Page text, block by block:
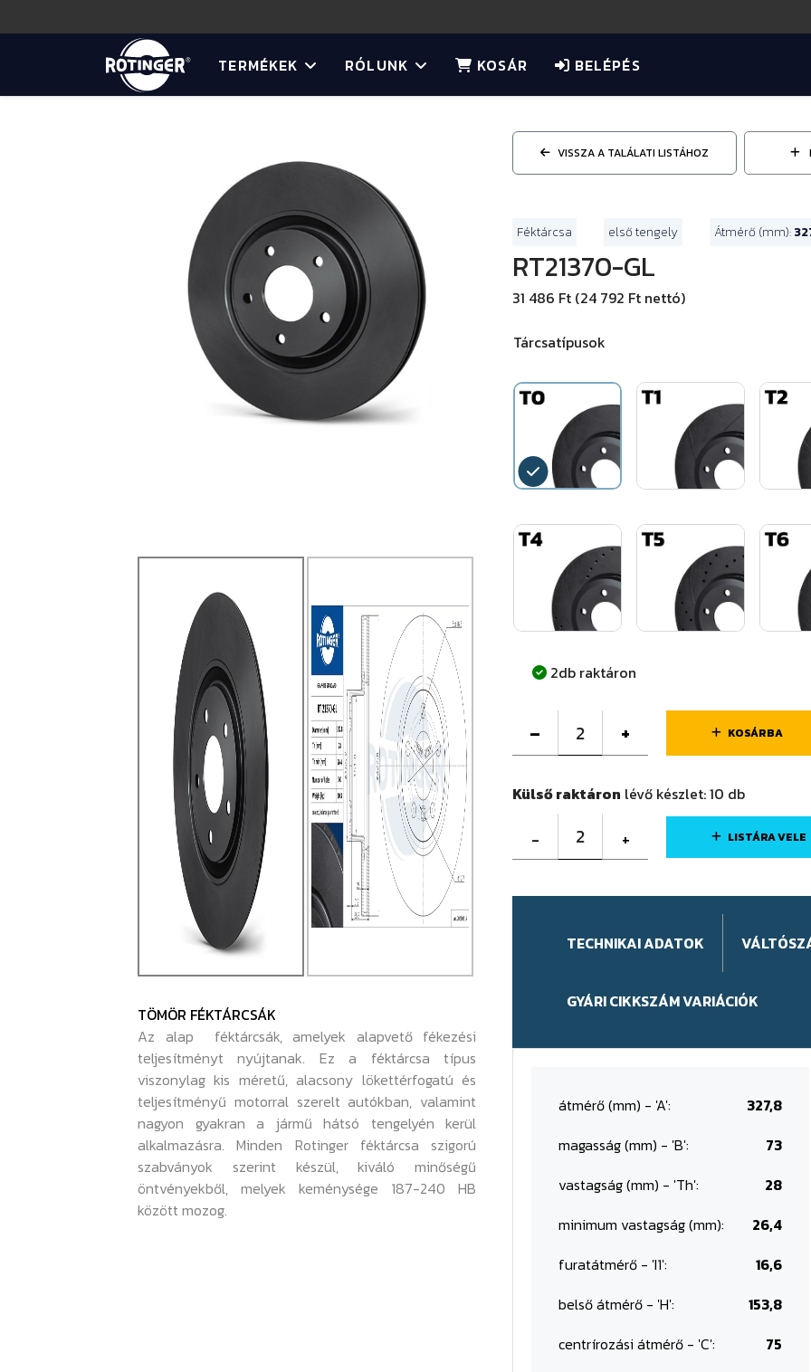
TERMÉKEK RÓLUNK KOSÁR BELÉPÉS
TÖMÖR FÉKTÁRCSÁK
Az alap féktárcsák, amelyek alapvető fékezési
teljesítményt nyújtanak. Ez a féktárcsa típus
viszonylag kis méretű, alacsony lökettérfogatú és
teljesítményű motorral szerelt autókban, valamint
nagyon gyakran a jármű hátsó tengelyén kerül
alkalmazásra. Minden Rotinger féktárcsa szigorú
szabványok szerint készül, kiváló minőségű
öntvényekből, melyek keménysége 187-240 HB
között mozog.
VISSZA A TALÁLATI LISTÁHOZ
Féktárcsa első tengely Átmérő (mm):
RT21370-GL
31 486 Ft (24 792 Ft nettó)
Tárcsatípusok
2db raktáron
– + KOSÁRBA
Külső raktáron lévő készlet:10 db
- 2 + LISTÁRA VELE
TECHNIKAI ADATOK
GYÁRI CIKKSZÁM VARIÁCIÓK
átmérő (mm) - 'A':
327,8
magasság (mm) - 'B':
73
vastagság (mm) - 'Th':
28
minimum vastagság (mm):
26,4
furatátmérő - 'I1':
16,6
belső átmérő - 'H':
153,8
centrírozási átmérő - 'C':
75